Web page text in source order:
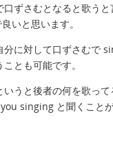
口ずさむとなると歌う
いと思います。
分に対して口ずさむで
とも可能です。
いうと後者の何を歌っ
singing と聞くことが